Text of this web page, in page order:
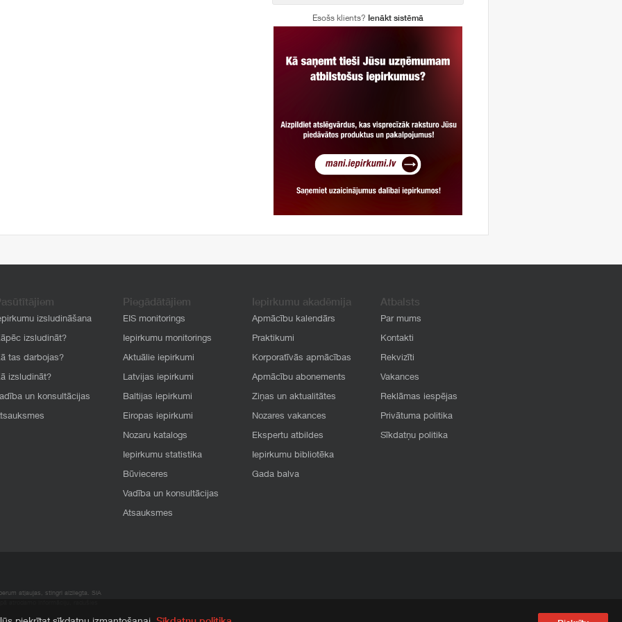
Esošs klients? Ienākt sistēmā
izsludināšana
izsludināt?
tas darbojas?
izsludināt?
un konsultācijas
Piegādātājiem
EIS monitorings
Iepirkumu monitorings
Aktuālie iepirkumi
Latvijas iepirkumi
Baltijas iepirkumi
Eiropas iepirkumi
Nozaru katalogs
Iepirkumu statistika
Būvieceres
Vadība un konsultācijas
Atsauksmes
Iepirkumu akadēmija
Apmācību kalendārs
Praktikumi
Korporatīvās apmācības
Apmācību abonements
Ziņas un aktualitātes
Nozares vakances
Ekspertu atbildes
Iepirkumu bibliotēka
Gada balva
Atbalsts
Par mums
Kontakti
Rekvizīti
Vakances
Reklāmas iespējas
Privātuma politika
Sīkdatņu politika
atļaujas, stingri aizliegta. SIA